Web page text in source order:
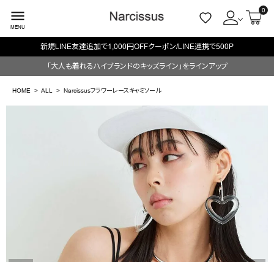
menu
MENU
0
ようこそ ゲスト 様
search
新規LINE友達追加で1,000円OFFクーポン/LINE連携で500P
「大人も着れるハイブランドのキッズライン」をラインアップ
HOME ALL Narcissusフラワーレースキャミソール